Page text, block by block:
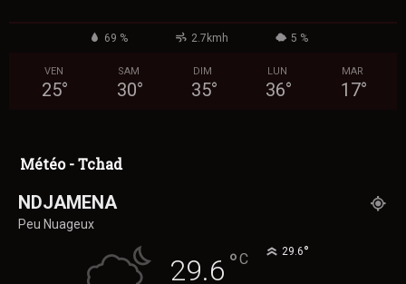
69 % 2.7kmh 5 %
VEN
25°
SAM
30°
DIM
35°
LUN
36°
MAR
17°
Météo - Tchad
NDJAMENA
Peu Nuageux
29.6 °C 29.6°